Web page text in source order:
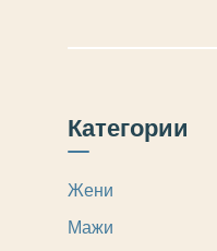
Категории
Жени
Мажи